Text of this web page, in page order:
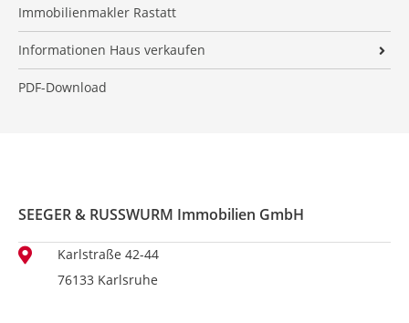
Aufbereitung einer Immobilie
Entspannt und sicher Immobilien verkaufen
Standorte
Widerrufsrecht
Immobilienmakler Rastatt
Informationen Haus verkaufen
Hausverkauf Karlsruhe
PDF-Download
SEEGER & RUSSWURM Immobilien GmbH
Karlstraße 42-44
76133 Karlsruhe